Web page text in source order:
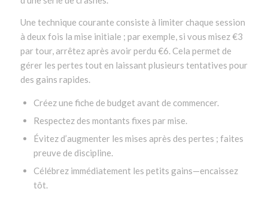
Une technique courante consiste à limiter chaque session
à deux fois la mise initiale ; par exemple, si vous misez €3
par tour, arrêtez après avoir perdu €6. Cela permet de
gérer les pertes tout en laissant plusieurs tentatives pour
des gains rapides.
Créez une fiche de budget avant de commencer.
Respectez des montants fixes par mise.
Évitez d’augmenter les mises après des pertes ; faites
preuve de discipline.
Célébrez immédiatement les petits gains—encaissez
tôt.